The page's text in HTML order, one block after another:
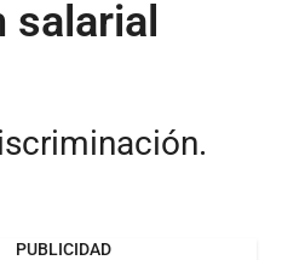
PUBLICIDAD